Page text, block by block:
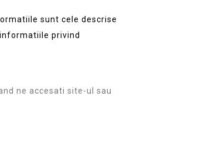
sunt cele descrise
privind
ne accesati site-ul sau